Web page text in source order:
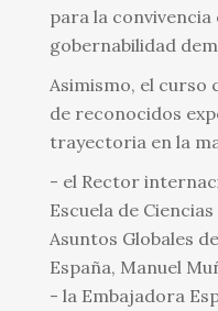
para la convivencia
gobernabilidad
Asimismo, el
de reconocidos
trayectoria en la
- el Rector
Escuela de
Asuntos Globales
España, Manuel
- la Embajadora